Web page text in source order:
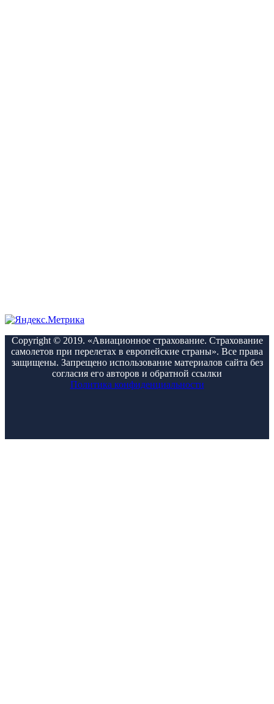
Copyright © 2019. «Авиационное страхование. Страхование
самолетов при перелетах в европейские страны». Все права
защищены. Запрещено использование материалов сайта без
согласия его авторов и обратной ссылки
Политика конфиденциальности